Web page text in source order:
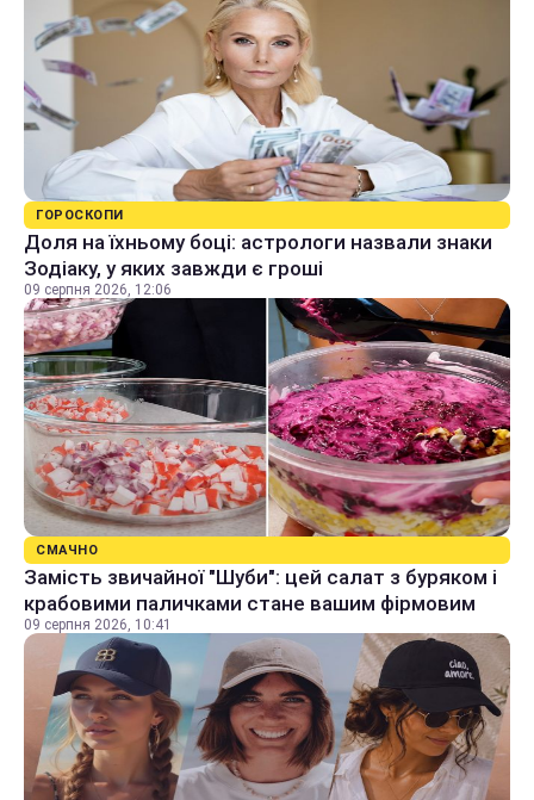
ГОРОСКОПИ
Доля на їхньому боці: астрологи назвали знаки
Зодіаку, у яких завжди є гроші
09 серпня 2026, 12:06
СМАЧНО
Замість звичайної "Шуби": цей салат з буряком і
крабовими паличками стане вашим фірмовим
09 серпня 2026, 10:41